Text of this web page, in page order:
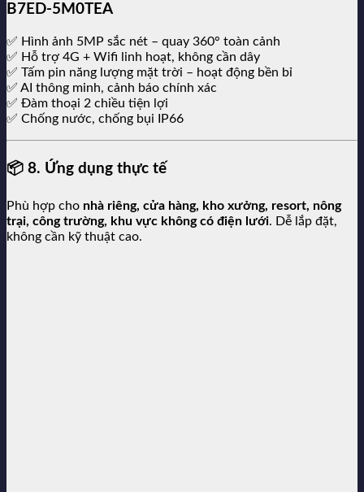
B7ED-5M0TEA
✅ Hình ảnh 5MP sắc nét – quay 360° toàn cảnh
✅ Hỗ trợ 4G + Wifi linh hoạt, không cần dây
✅ Tấm pin năng lượng mặt trời – hoạt động bền bỉ
✅ AI thông minh, cảnh báo chính xác
✅ Đàm thoại 2 chiều tiện lợi
✅ Chống nước, chống bụi IP66
📦 8. Ứng dụng thực tế
Phù hợp cho nhà riêng, cửa hàng, kho xưởng, resort, nông
trại, công trường, khu vực không có điện lưới. Dễ lắp đặt,
không cần kỹ thuật cao.